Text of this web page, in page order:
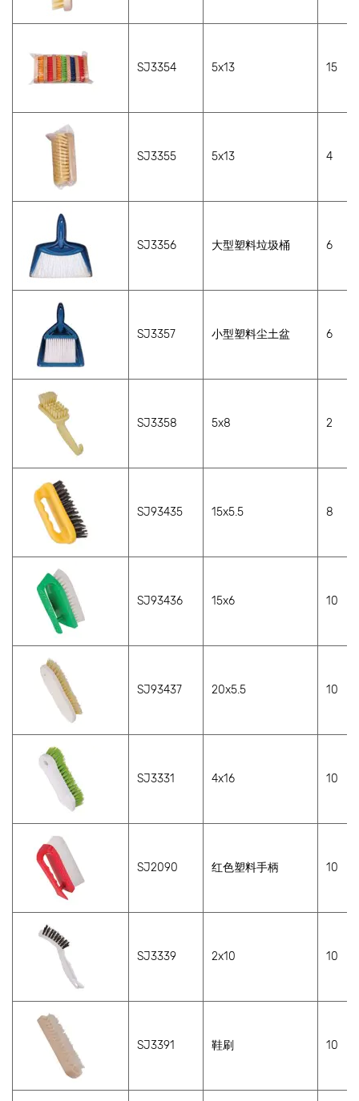
SJ3354 5x13 15
SJ3355 5x13 4
SJ3356 大型塑料垃圾桶 6
SJ3357 小型塑料尘土盆 6
SJ3358 5x8 2
SJ93435 15x5.5 8
SJ93436 15x6 10
SJ93437 20x5.5 10
SJ3331 4x16 10
SJ2090 红色塑料手柄 10
SJ3339 2x10 10
SJ3391 鞋刷 10